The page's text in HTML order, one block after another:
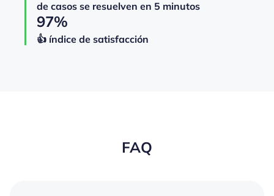
de casos se resuelven en 5 minutos
97%
👍️️️️️️ índice de satisfacción
FAQ